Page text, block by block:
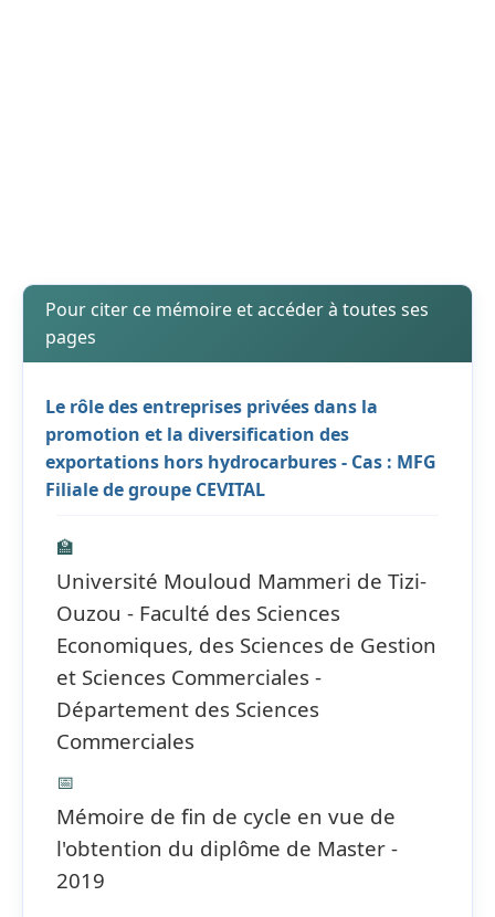
Pour citer ce mémoire et accéder à toutes ses
pages
Le rôle des entreprises privées dans la
promotion et la diversification des
exportations hors hydrocarbures - Cas : MFG
Filiale de groupe CEVITAL
🏫
Université Mouloud Mammeri de Tizi-
Ouzou - Faculté des Sciences
Economiques, des Sciences de Gestion
et Sciences Commerciales -
Département des Sciences
Commerciales
📅
Mémoire de fin de cycle en vue de
l'obtention du diplôme de Master -
2019